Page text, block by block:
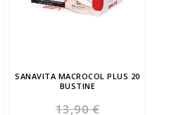
SANAVITA MACROCOL PLUS 20
BUSTINE
13,90 €